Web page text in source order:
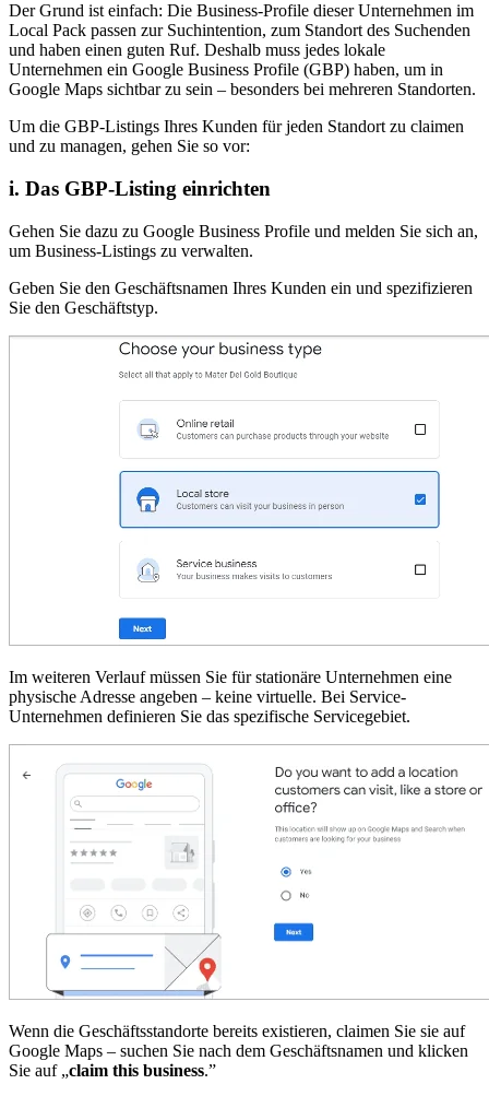
Der Grund ist einfach: Die Business-Profile dieser Unternehmen im
Local Pack passen zur Suchintention, zum Standort des Suchenden
und haben einen guten Ruf. Deshalb muss jedes lokale
Unternehmen ein Google Business Profile (GBP) haben, um in
Google Maps sichtbar zu sein – besonders bei mehreren Standorten.
Um die GBP-Listings Ihres Kunden für jeden Standort zu claimen
und zu managen, gehen Sie so vor:
i. Das GBP-Listing einrichten
Gehen Sie dazu zu Google Business Profile und melden Sie sich an,
um Business-Listings zu verwalten.
Geben Sie den Geschäftsnamen Ihres Kunden ein und spezifizieren
Sie den Geschäftstyp.
Im weiteren Verlauf müssen Sie für stationäre Unternehmen eine
physische Adresse angeben – keine virtuelle. Bei Service-
Unternehmen definieren Sie das spezifische Servicegebiet.
Wenn die Geschäftsstandorte bereits existieren, claimen Sie sie auf
Google Maps – suchen Sie nach dem Geschäftsnamen und klicken
Sie auf „claim this business.”